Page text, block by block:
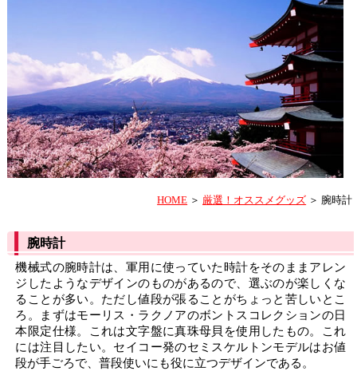
HOME ＞ 厳選！オススメグッズ ＞ 腕時計
腕時計
機械式の腕時計は、軍用に使っていた時計をそのままアレン
ジしたようなデザインのものがあるので、選ぶのが楽しくな
ることが多い。ただし値段が張ることがちょっと苦しいとこ
ろ。まずはモーリス・ラクノアのボントスコレクションの日
本限定仕様。これは文字盤に真珠母貝を使用したもの。これ
には注目したい。セイコー発のセミスケルトンモデルはお値
段が手ごろで、普段使いにも役に立つデザインである。